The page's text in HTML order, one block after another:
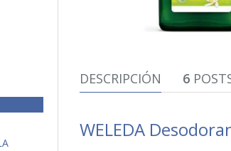
DESCRIPCIÓN 6
WELEDA